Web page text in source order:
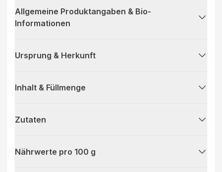
Allgemeine Produktangaben & Bio-
Informationen
Ursprung & Herkunft
Inhalt & Füllmenge
Zutaten
Nährwerte pro 100 g